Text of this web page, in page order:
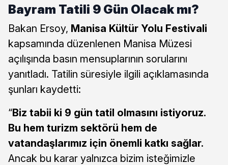
Bayram Tatili 9 Gün Olacak mı?
Bakan Ersoy, Manisa Kültür Yolu Festivali
kapsamında düzenlenen Manisa Müzesi
açılışında basın mensuplarının sorularını
yanıtladı. Tatilin süresiyle ilgili açıklamasında
şunları kaydetti:
“Biz tabii ki 9 gün tatil olmasını istiyoruz.
Bu hem turizm sektörü hem de
vatandaşlarımız için önemli katkı sağlar.
Ancak bu karar yalnızca bizim isteğimizle